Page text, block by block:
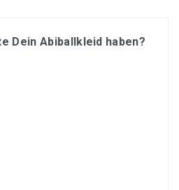
Dein Abiballkleid haben?